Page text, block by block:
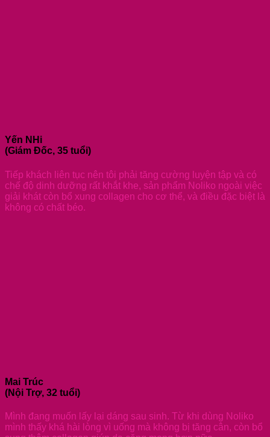
Yến NHi
(Giám Đốc, 35 tuổi)
Tiếp khách liên tục nên tôi phải tăng cường luyện tập và có
chế độ dinh dưỡng rất khắt khe, sản phẩm Noliko ngoài việc
giải khát còn bổ xung collagen cho cơ thể, và điều đặc biệt là
không có chất béo.
Mai Trúc
(Nội Trợ, 32 tuổi)
Mình đang muốn lấy lại dáng sau sinh. Từ khi dùng Noliko
mình thấy khá hài lòng vì uống mà không bị tăng cân, còn bổ